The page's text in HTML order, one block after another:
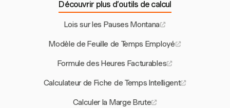
Découvrir plus d’outils de calcul
Lois sur les Pauses Montana
Modèle de Feuille de Temps Employé
Formule des Heures Facturables
Calculateur de Fiche de Temps Intelligent
Calculer la Marge Brute